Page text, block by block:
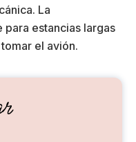
La
estancias largas
el avión.